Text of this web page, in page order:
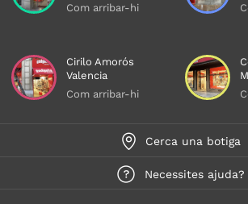
Com arribar-hi
Cirilo Amorós
Valencia
Com arribar-hi
Cerca una botiga
Necessites ajuda?